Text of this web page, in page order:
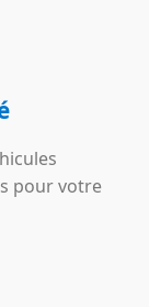
pour votre